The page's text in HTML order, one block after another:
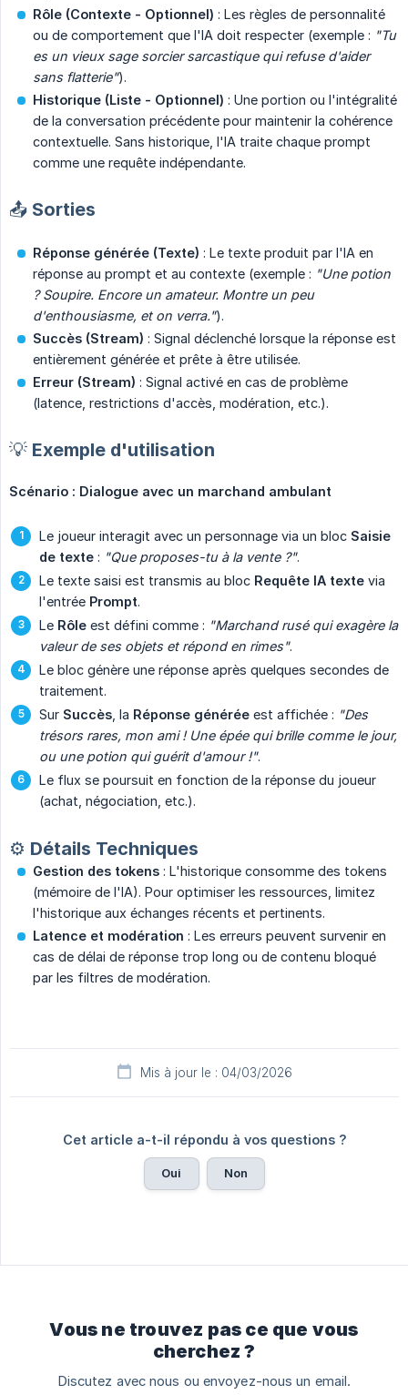
Rôle (Contexte - Optionnel) : Les règles de personnalité
ou de comportement que l'IA doit respecter (exemple : "Tu
es un vieux sage sorcier sarcastique qui refuse d'aider
sans flatterie").
Historique (Liste - Optionnel) : Une portion ou l'intégralité
de la conversation précédente pour maintenir la cohérence
contextuelle. Sans historique, l'IA traite chaque prompt
comme une requête indépendante.
📤 Sorties
Réponse générée (Texte) : Le texte produit par l'IA en
réponse au prompt et au contexte (exemple : "Une potion
? Soupire. Encore un amateur. Montre un peu
d'enthousiasme, et on verra.").
Succès (Stream) : Signal déclenché lorsque la réponse est
entièrement générée et prête à être utilisée.
Erreur (Stream) : Signal activé en cas de problème
(latence, restrictions d'accès, modération, etc.).
💡 Exemple d'utilisation
Scénario : Dialogue avec un marchand ambulant
Le joueur interagit avec un personnage via un bloc Saisie
de texte : "Que proposes-tu à la vente ?".
Le texte saisi est transmis au bloc Requête IA texte via
l'entrée Prompt.
Le Rôle est défini comme : "Marchand rusé qui exagère la
valeur de ses objets et répond en rimes".
Le bloc génère une réponse après quelques secondes de
traitement.
Sur Succès , la Réponse générée est affichée : "Des
trésors rares, mon ami ! Une épée qui brille comme le jour,
ou une potion qui guérit d'amour !".
Le flux se poursuit en fonction de la réponse du joueur
(achat, négociation, etc.).
⚙️ Détails Techniques
Gestion des tokens : L'historique consomme des tokens
(mémoire de l'IA). Pour optimiser les ressources, limitez
l'historique aux échanges récents et pertinents.
Latence et modération : Les erreurs peuvent survenir en
cas de délai de réponse trop long ou de contenu bloqué
par les filtres de modération.
Mis à jour le : 04/03/2026
Cet article a-t-il répondu à vos questions ?
Oui Non
Vous ne trouvez pas ce que vous
cherchez ?
Discutez avec nous ou envoyez-nous un email.